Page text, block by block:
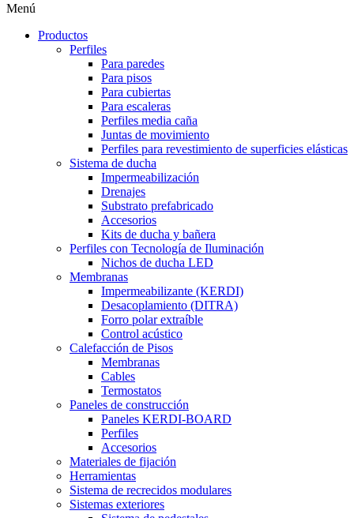
Menú
Productos
Perfiles
Para paredes
Para pisos
Para cubiertas
Para escaleras
Perfiles media caña
Juntas de movimiento
Perfiles para revestimiento de superficies elásticas
Sistema de ducha
Impermeabilización
Drenajes
Substrato prefabricado
Accesorios
Kits de ducha y bañera
Perfiles con Tecnología de Iluminación
Nichos de ducha LED
Membranas
Impermeabilizante (KERDI)
Desacoplamiento (DITRA)
Forro polar extraíble
Control acústico
Calefacción de Pisos
Membranas
Cables
Termostatos
Paneles de construcción
Paneles KERDI-BOARD
Perfiles
Accesorios
Materiales de fijación
Herramientas
Sistema de recrecidos modulares
Sistemas exteriores